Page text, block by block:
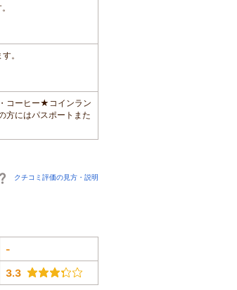
。
コーヒー★コインラン
にはパスポートまた
クチコミ評価の見方・説明
-
3.3